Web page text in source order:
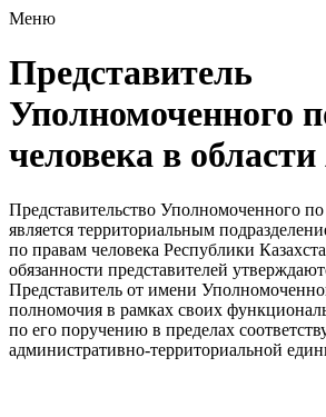
Меню
Представитель
Уполномоченного
человека в
Представительство Уполномоченного
является территориальным
по правам человека Республики
обязанности представителей
Представитель от имени
полномочия в рамках своих
по его поручению в пределах
административно-территориальной